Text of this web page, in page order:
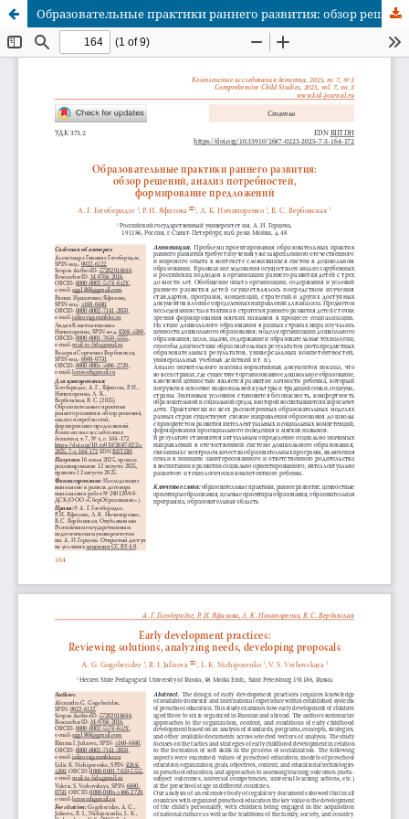
Образовательные практики раннего развития: обзор решений, анализ потребностей, формирование предложений